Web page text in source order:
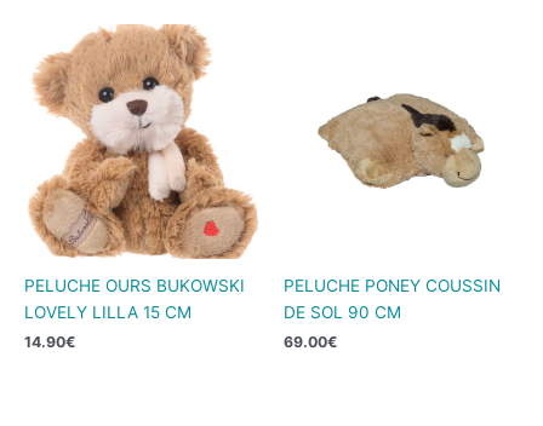
PELUCHE OURS BUKOWSKI
LOVELY LILLA 15 CM
14.90€
PELUCHE PONEY COUSSIN
DE SOL 90 CM
69.00€